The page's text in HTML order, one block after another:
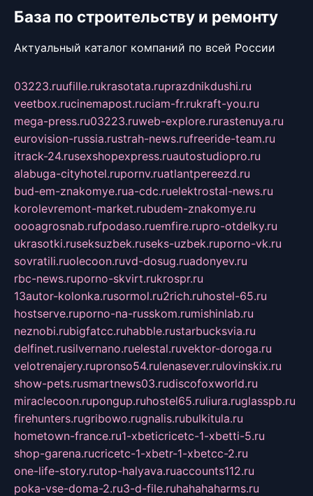
База по строительству и ремонту
Актуальный каталог компаний по всей России
03223.ruufille.rukrasotata.ruprazdnikdushi.ru
veetbox.rucinemapost.ruciam-fr.rukraft-you.ru
mega-press.ru03223.ruweb-explore.rurastenuya.ru
eurovision-russia.rustrah-news.rufreeride-team.ru
itrack-24.rusexshopexpress.ruautostudiopro.ru
alabuga-cityhotel.rupornv.ruatlantpereezd.ru
bud-em-znakomye.rua-cdc.ruelektrostal-news.ru
korolevremont-market.rubudem-znakomye.ru
oooagrosnab.rufpodaso.ruemfire.rupro-otdelky.ru
ukrasotki.ruseksuzbek.ruseks-uzbek.ruporno-vk.ru
sovratili.ruolecoon.ruvd-dosug.ruadonyev.ru
rbc-news.ruporno-skvirt.rukrospr.ru
13autor-kolonka.rusormol.ru2rich.ruhostel-65.ru
hostserve.ruporno-na-russkom.rumishinlab.ru
neznobi.rubigfatcc.ruhabble.rustarbucksvia.ru
delfinet.rusilvernano.ruelestal.ruvektor-doroga.ru
velotrenajery.rupronso54.rulenasever.rulovinskix.ru
show-pets.rusmartnews03.rudiscofoxworld.ru
miraclecoon.rupongup.ruhostel65.ruliura.ruglasspb.ru
firehunters.rugribowo.rugnalis.rubulkitula.ru
hometown-france.ru1-xbeticricetc-1-xbetti-5.ru
shop-garena.rucricetc-1-xbetr-1-xbetcc-2.ru
one-life-story.rutop-halyava.ruaccounts112.ru
poka-vse-doma-2.ru3-d-file.ruhahahaharms.ru